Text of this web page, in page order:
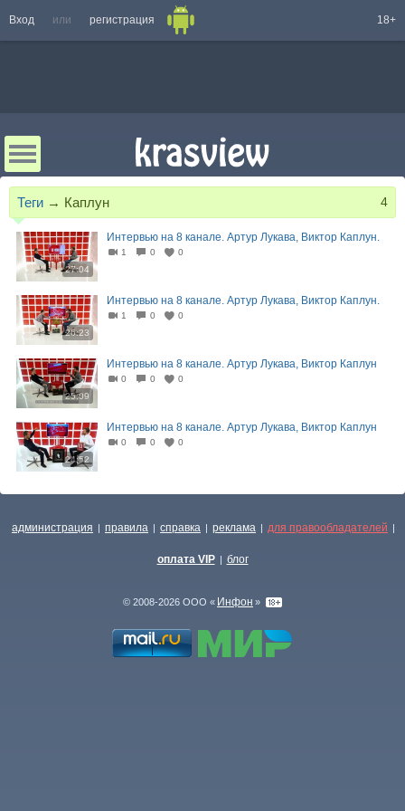
Вход или регистрация 18+
Теги → Каплун 4
27:04
Интервью на 8 канале. Артур Лукава, Виктор Каплун.
1 0 0
26:23
Интервью на 8 канале. Артур Лукава, Виктор Каплун.
1 0 0
25:09
Интервью на 8 канале. Артур Лукава, Виктор Каплун
0 0 0
24:52
Интервью на 8 канале. Артур Лукава, Виктор Каплун
0 0 0
администрация | правила | справка | реклама | для правообладателей |
оплата VIP | блог
© 2008-2026 ООО « Инфон »